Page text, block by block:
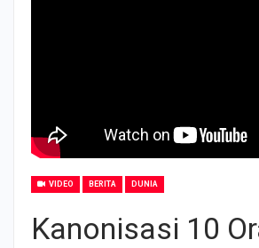
VIDEO BERITA DUNIA
Kanonisasi 10